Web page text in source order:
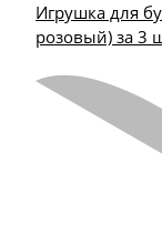
Игрушка для
розовый) за 3